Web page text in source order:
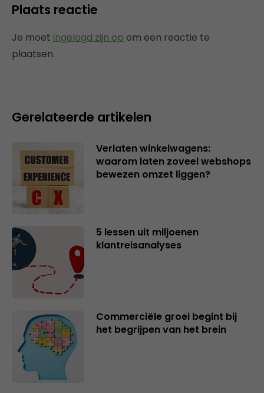
Plaats reactie
Je moet ingelogd zijn op om een reactie te
plaatsen.
Gerelateerde artikelen
Verlaten winkelwagens:
waarom laten zoveel webshops
bewezen omzet liggen?
5 lessen uit miljoenen
klantreisanalyses
Commerciële groei begint bij
het begrijpen van het brein